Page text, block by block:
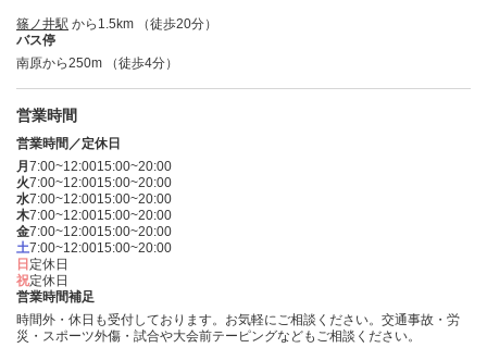
篠ノ井駅 から1.5km （徒歩20分）
バス停
南原から250m （徒歩4分）
営業時間
営業時間／定休日
月 7:00~12:0015:00~20:00
火7:00~12:0015:00~20:00
水7:00~12:0015:00~20:00
木7:00~12:0015:00~20:00
金7:00~12:0015:00~20:00
土7:00~12:0015:00~20:00
日 定休日
祝定休日
営業時間補足
時間外・休日も受付しております。お気軽にご相談ください。交通事故・労
災・スポーツ外傷・試合や大会前テーピングなどもご相談ください。